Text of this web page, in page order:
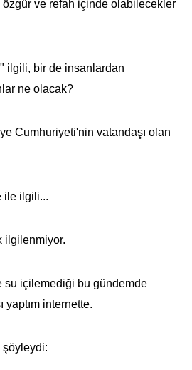
ve refah içinde olabilecekler
ilgili, bir de insanlardan
ne olacak?
Cumhuriyeti'nin vatandaşı olan
ile ilgili...
ilgilenmiyor.
su içilemediği bu gündemde
yaptım internette.
şöyleydi: